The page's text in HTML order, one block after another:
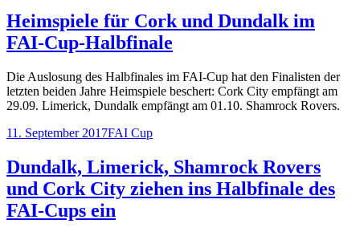
Heimspiele für Cork und Dundalk im
FAI-Cup-Halbfinale
Die Auslosung des Halbfinales im FAI-Cup hat den Finalisten der
letzten beiden Jahre Heimspiele beschert: Cork City empfängt am
29.09. Limerick, Dundalk empfängt am 01.10. Shamrock Rovers.
Veröffentlicht
11. September 2017Kategorien
FAI Cup
Dundalk, Limerick, Shamrock Rovers
und Cork City ziehen ins Halbfinale des
FAI-Cups ein